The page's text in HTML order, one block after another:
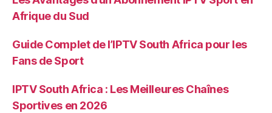
Afrique du Sud
Guide Complet de l’IPTV South Africa pour les
Fans de Sport
IPTV South Africa : Les Meilleures Chaînes
Sportives en 2026